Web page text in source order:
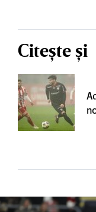
Citește și